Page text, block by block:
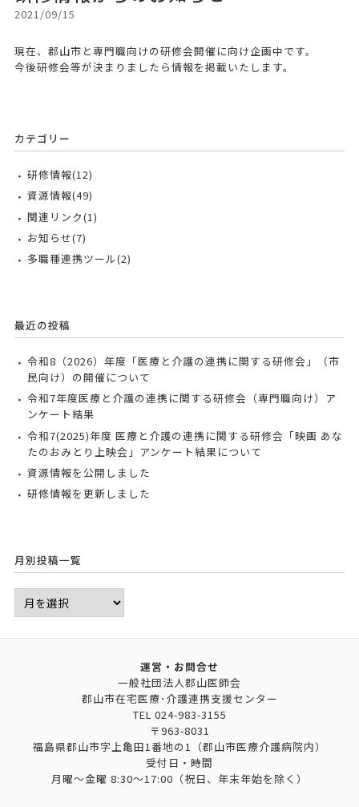
2021/09/15
現在、郡山市と専門職向けの研修会開催に向け企画中です。
今後研修会等が決まりましたら情報を掲載いたします。
カテゴリー
研修情報(12)
資源情報(49)
関連リンク(1)
お知らせ(7)
多職種連携ツール(2)
最近の投稿
令和8（2026）年度「医療と介護の連携に関する研修会」（市
民向け）の開催について
令和7年度医療と介護の連携に関する研修会（専門職向け）ア
ンケート結果
令和7(2025)年度 医療と介護の連携に関する研修会「映画 あな
たのおみとり上映会」アンケート結果について
資源情報を公開しました
研修情報を更新しました
月別投稿一覧
運営・お問合せ
一般社団法人郡山医師会
郡山市在宅医療･介護連携支援センター
TEL 024-983-3155
〒963-8031
福島県郡山市字上亀田1番地の1（郡山市医療介護病院内）
受付日・時間
月曜～金曜 8:30～17:00（祝日、年末年始を除く）